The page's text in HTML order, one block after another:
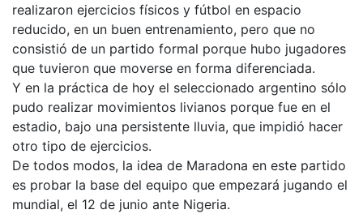
realizaron ejercicios físicos y fútbol en espacio
reducido, en un buen entrenamiento, pero que no
consistió de un partido formal porque hubo jugadores
que tuvieron que moverse en forma diferenciada.
Y en la práctica de hoy el seleccionado argentino sólo
pudo realizar movimientos livianos porque fue en el
estadio, bajo una persistente lluvia, que impidió hacer
otro tipo de ejercicios.
De todos modos, la idea de Maradona en este partido
es probar la base del equipo que empezará jugando el
mundial, el 12 de junio ante Nigeria.